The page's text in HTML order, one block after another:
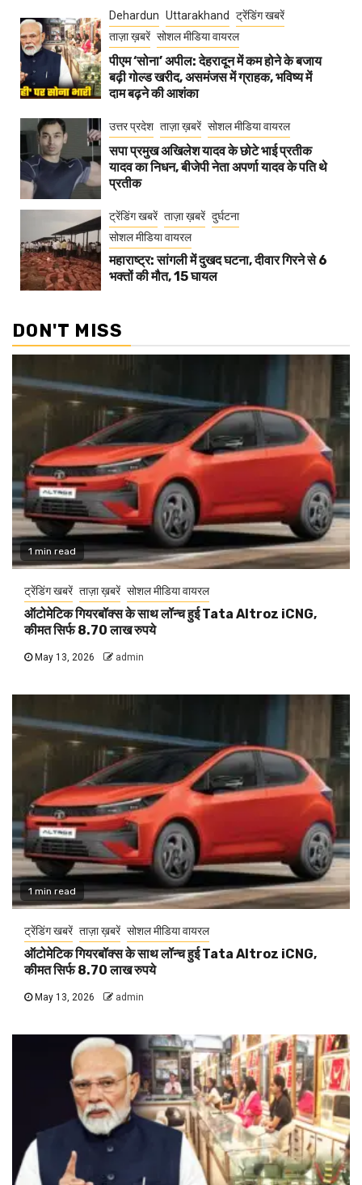
Dehardun Uttarakhand
ट्रेंडिंग खबरें
ताज़ा ख़बरें सोशल मीडिया वायरल
पीएम ‘सोना’ अपील: देहरादून में कम होने के बजाय
बढ़ी गोल्ड खरीद, असमंजस में ग्राहक, भविष्य में
दाम बढ़ने की आशंका
उत्तर प्रदेश ताज़ा ख़बरें सोशल मीडिया वायरल
सपा प्रमुख अखिलेश यादव के छोटे भाई प्रतीक
यादव का निधन, बीजेपी नेता अपर्णा यादव के पति थे
प्रतीक
ट्रेंडिंग खबरें ताज़ा ख़बरें दुर्घटना
सोशल मीडिया वायरल
महाराष्ट्र: सांगली में दुखद घटना, दीवार गिरने से 6
भक्तों की मौत, 15 घायल
DON'T MISS
1 min read
ट्रेंडिंग खबरें ताज़ा ख़बरें सोशल मीडिया वायरल
ऑटोमेटिक गियरबॉक्स के साथ लॉन्च हुई Tata Altroz iCNG,
कीमत सिर्फ 8.70 लाख रुपये
May 13, 2026 admin
1 min read
ट्रेंडिंग खबरें ताज़ा ख़बरें सोशल मीडिया वायरल
ऑटोमेटिक गियरबॉक्स के साथ लॉन्च हुई Tata Altroz iCNG,
कीमत सिर्फ 8.70 लाख रुपये
May 13, 2026 admin